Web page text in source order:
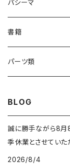
パシーマ
書籍
パーツ類
BLOG
誠に勝手ながら8
季休業とさせていた
2026/8/4